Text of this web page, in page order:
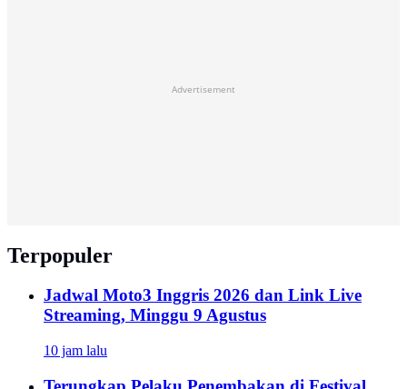
Advertisement
Terpopuler
Jadwal Moto3 Inggris 2026 dan Link Live
Streaming, Minggu 9 Agustus
10 jam lalu